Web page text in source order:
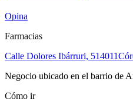
Opina
Farmacias
Calle Dolores Ibárruri, 514011
Negocio ubicado en el barrio de
Cómo ir